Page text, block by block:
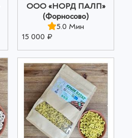
ООО «НОРД ПАЛП»
(Форносово)
5.0 Мин
15 000 ₽